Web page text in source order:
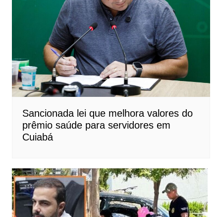
Sancionada lei que melhora valores do
prêmio saúde para servidores em
Cuiabá